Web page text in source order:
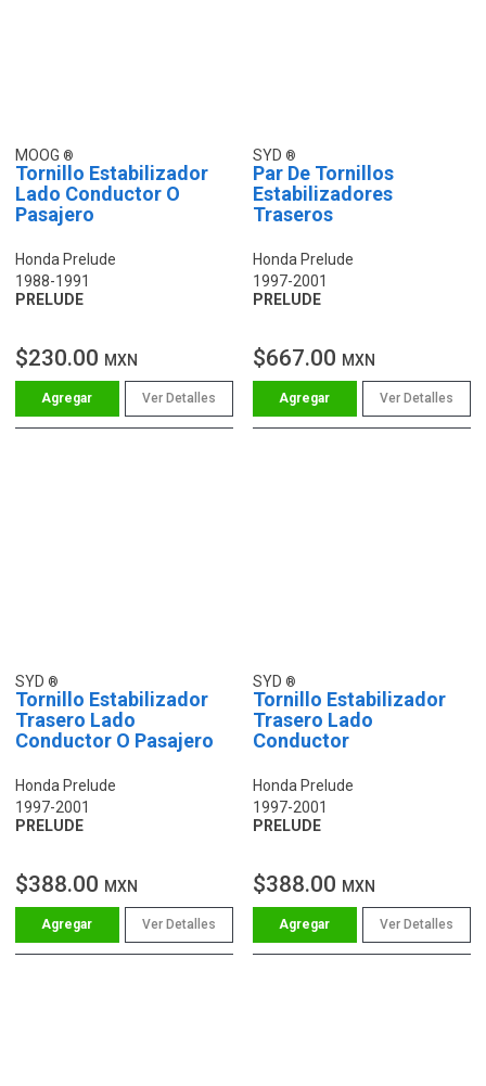
MOOG
Tornillo Estabilizador
Lado Conductor O
Pasajero
Honda Prelude
1988-1991
PRELUDE
$230.00 MXN
Ver Detalles
SYD
Par De Tornillos
Estabilizadores
Traseros
Honda Prelude
1997-2001
PRELUDE
$667.00 MXN
Ver Detalles
SYD
Tornillo Estabilizador
Trasero Lado
Conductor O Pasajero
Honda Prelude
1997-2001
PRELUDE
$388.00 MXN
Ver Detalles
SYD
Tornillo Estabilizador
Trasero Lado
Conductor
Honda Prelude
1997-2001
PRELUDE
$388.00 MXN
Ver Detalles